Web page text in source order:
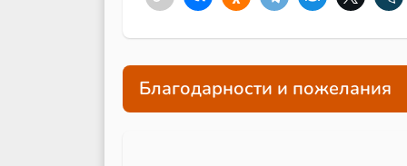
Благодарности и пожелания